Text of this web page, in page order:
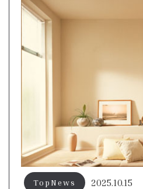
2025.10.15
TopNews